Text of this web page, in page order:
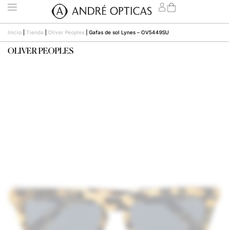
Inicio Tienda Oliver Peoples Gafas de sol Lynes – OV5449SU
OLIVER PEOPLES